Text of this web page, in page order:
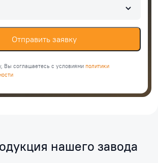
Отправить заявку
Вы соглашаетесь c условиями политики
нашего завода